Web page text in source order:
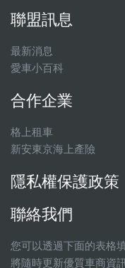
聯盟訊息
最新消息
愛車小百科
合作企業
格上租車
新安東京海上產險
隱私權保護政策
聯絡我們
您可以透過下面的表格
將隨時更新優質車商資